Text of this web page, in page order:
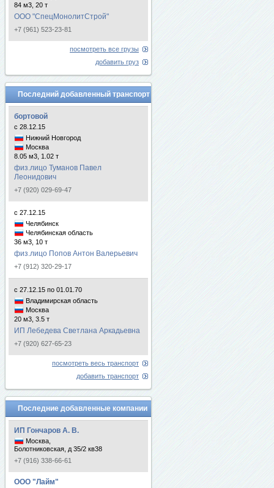
84 м3, 20 т
ООО "СпецМонолитСтрой"
+7 (961) 523-23-81
посмотреть все грузы
добавить груз
Последний добавленный транспорт
бортовой
с 28.12.15
Нижний Новгород
Москва
8.05 м3, 1.02 т
физ.лицо Туманов Павел
Леонидович
+7 (920) 029-69-47
с 27.12.15
Челябинск
Челябинская область
36 м3, 10 т
физ.лицо Попов Антон Валерьевич
+7 (912) 320-29-17
с 27.12.15 по 01.01.70
Владимирская область
Москва
20 м3, 3.5 т
ИП Лебедева Светлана Аркадьевна
+7 (920) 627-65-23
посмотреть весь транспорт
добавить транспорт
Последние добавленные компании
ИП Гончаров А. В.
Москва,
Болотниковская, д 35/2 кв38
+7 (916) 338-66-61
ООО "Лайм"